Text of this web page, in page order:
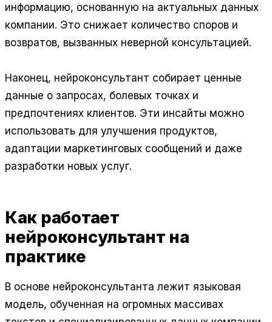
информацию, основанную на актуальных данных
компании. Это снижает количество споров и
возвратов, вызванных неверной консультацией.
Наконец, нейроконсультант собирает ценные
данные о запросах, болевых точках и
предпочтениях клиентов. Эти инсайты можно
использовать для улучшения продуктов,
адаптации маркетинговых сообщений и даже
разработки новых услуг.
Как работает
нейроконсультант на
практике
В основе нейроконсультанта лежит языковая
модель, обученная на огромных массивах